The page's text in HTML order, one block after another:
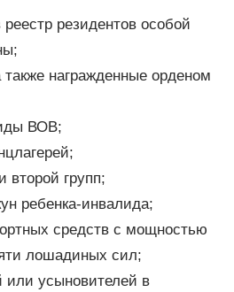
резидентов особой
награжденные орденом
ВОВ;
второй групп;
ребенка-инвалида;
средств с мощностью
лошадиных сил;
или усыновителей в